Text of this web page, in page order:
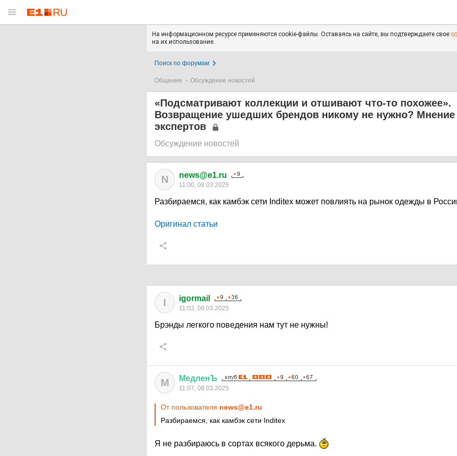
На информационном ресурсе применяются cookie-файлы. Оставаясь на сайте, вы подтверждаете свое
на их использование.
Поиск по форумам
Общение Обсуждение новостей
«Подсматривают коллекции и отшивают что-то похожее».
Возвращение ушедших брендов никому не нужно? Мнение
экспертов
Обсуждение новостей
N news@e1.ru
11:00, 08.03.2025
Разбираемся, как камбэк сети Inditex может повлиять на рынок одежды в
Оригинал статьи
I igormail
11:03, 08.03.2025
Брэнды легкого поведения нам тут не нужны!
М МедленЪ
11:07, 08.03.2025
От пользователя news@e1.ru
Разбираемся, как камбэк сети Inditex
Я не разбираюсь в сортах всякого дерьма.